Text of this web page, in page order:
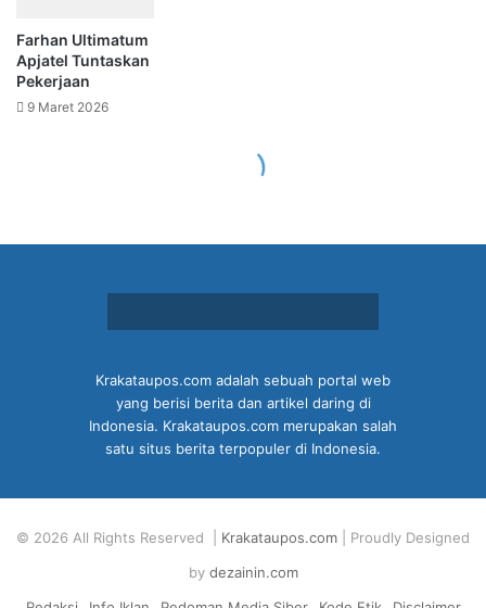
Krakataupos.com adalah sebuah portal web
yang berisi berita dan artikel daring di
Indonesia. Krakataupos.com merupakan salah
satu situs berita terpopuler di Indonesia.
© 2026 All Rights Reserved | Krakataupos.com | Proudly Designed
by dezainin.com